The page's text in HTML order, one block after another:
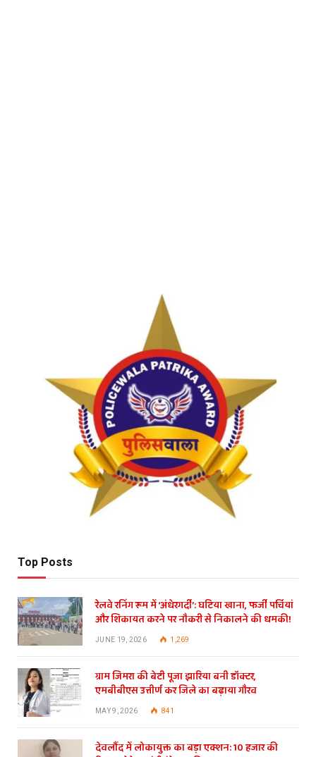
Top Posts
रेलवे रनिंग रूम में ‘अंधेरगर्दी’: घटिया खाना, फर्जी पर्चियां
और शिकायत करने पर नौकरी से निकालने की धमकी!
JUNE 19, 2026 1,269
ग्राम जिमरा की बेटी पूजा झारिया बनी डॉक्टर,
एमबीबीएस उत्तीर्ण कर जिले का बढ़ाया गौरव
MAY 9, 2026 841
देवलौंद में लोकायुक्त का बड़ा एक्शन: 10 हजार की